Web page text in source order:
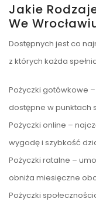
Jakie
We
Dostępnych jest co
z których każda
Pożyczki gotówkowe
dostępne w punktach
Pożyczki online –
wygodę i szybkość
Pożyczki ratalne –
obniża miesięczne
Pożyczki